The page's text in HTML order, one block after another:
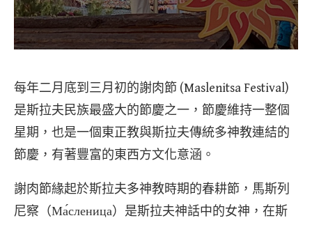
每年二月底到三月初的謝肉節 (Maslenitsa Festival)
是斯拉夫民族最盛大的節慶之一，節慶維持一整個
星期，也是一個東正教與斯拉夫傳統多神教連結的
節慶，有著豐富的東西方文化意涵。
謝肉節緣起於斯拉夫多神教時期的春耕節，馬斯列
尼察（Ма́сленица）是斯拉夫神話中的女神，在斯